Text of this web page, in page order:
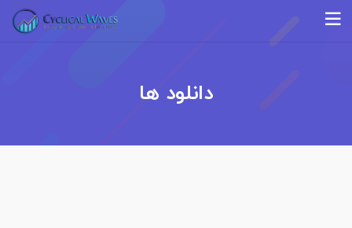
دانلود ها